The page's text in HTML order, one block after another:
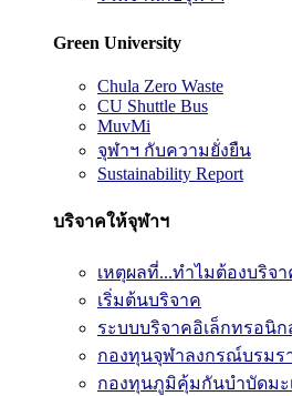
Green University
Chula Zero Waste
CU Shuttle Bus
MuvMi
จุฬาฯ กับความยั่งยืน
Sustainability Report
บริจาคให้จุฬาฯ
เหตุผลที่...ทำไมต้องบริจ
เริ่มต้นบริจาค
ระบบบริจาคอิเล็กทรอนิก
กองทุนจุฬาลงกรณ์บรมร
กองทุนภูมิคุ้มกันบำบัดมะ